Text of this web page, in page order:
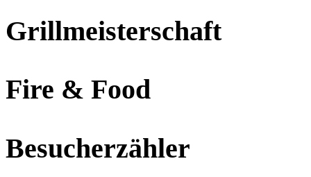
Grillmeisterschaft
Fire & Food
Besucherzähler